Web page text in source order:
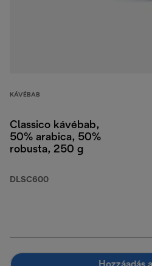
KÁVÉBAB
Classico kávébab,
50% arabica, 50%
robusta, 250 g
DLSC600